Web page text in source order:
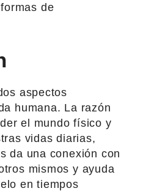
de
aspectos
humana. La razón
el mundo físico y
vidas diarias,
da una conexión con
mismos y ayuda
en tiempos